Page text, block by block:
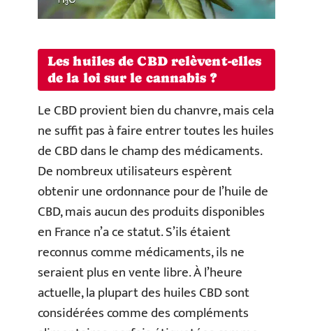
Les huiles de CBD relèvent-elles
de la loi sur le cannabis ?
Le CBD provient bien du chanvre, mais cela
ne suffit pas à faire entrer toutes les huiles
de CBD dans le champ des médicaments.
De nombreux utilisateurs espèrent
obtenir une ordonnance pour de l’huile de
CBD, mais aucun des produits disponibles
en France n’a ce statut. S’ils étaient
reconnus comme médicaments, ils ne
seraient plus en vente libre. À l’heure
actuelle, la plupart des huiles CBD sont
considérées comme des compléments